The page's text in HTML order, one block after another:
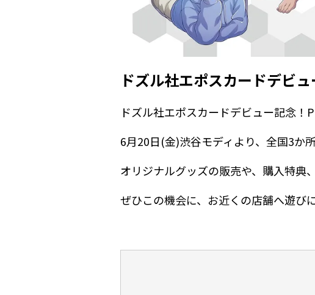
ドズル社エポスカードデビ
ドズル社エポスカードデビュー記念！
6月20日(金)渋谷モディより、全国3か
オリジナルグッズの販売や、購入特
ぜひこの機会に、お近くの店舗へ遊び